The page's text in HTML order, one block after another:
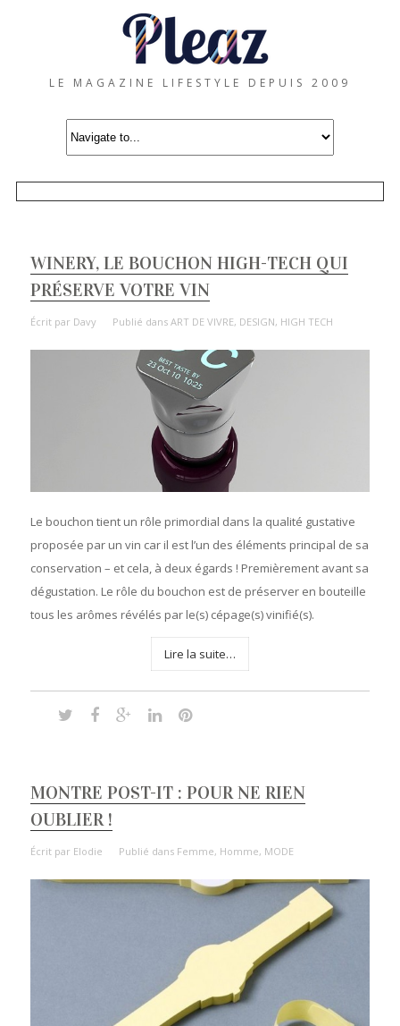
LE MAGAZINE LIFESTYLE DEPUIS 2009
WINERY, LE BOUCHON HIGH-TECH QUI
PRÉSERVE VOTRE VIN
Écrit par Davy Publié dans ART DE VIVRE, DESIGN, HIGH TECH
Le bouchon tient un rôle primordial dans la qualité gustative
proposée par un vin car il est l’un des éléments principal de sa
conservation – et cela, à deux égards ! Premièrement avant sa
dégustation. Le rôle du bouchon est de préserver en bouteille
tous les arômes révélés par le(s) cépage(s) vinifié(s).
Lire la suite…
MONTRE POST-IT : POUR NE RIEN
OUBLIER !
Écrit par Elodie Publié dans Femme, Homme, MODE